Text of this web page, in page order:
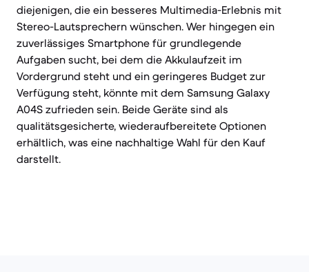
diejenigen, die ein besseres Multimedia-Erlebnis mit
Stereo-Lautsprechern wünschen. Wer hingegen ein
zuverlässiges Smartphone für grundlegende
Aufgaben sucht, bei dem die Akkulaufzeit im
Vordergrund steht und ein geringeres Budget zur
Verfügung steht, könnte mit dem Samsung Galaxy
A04S zufrieden sein. Beide Geräte sind als
qualitätsgesicherte, wiederaufbereitete Optionen
erhältlich, was eine nachhaltige Wahl für den Kauf
darstellt.